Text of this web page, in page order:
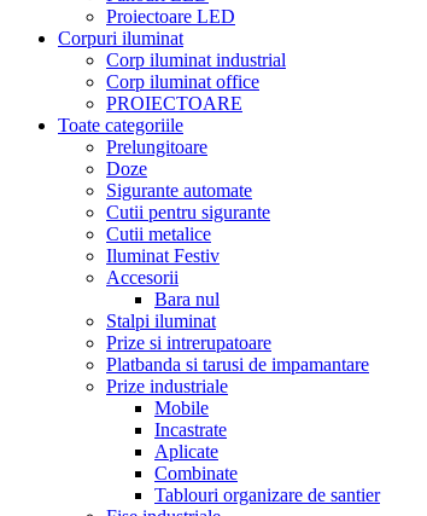
Proiectoare LED
Corpuri iluminat
Corp iluminat industrial
Corp iluminat office
PROIECTOARE
Toate categoriile
Prelungitoare
Doze
Sigurante automate
Cutii pentru sigurante
Cutii metalice
Iluminat Festiv
Accesorii
Bara nul
Stalpi iluminat
Prize si intrerupatoare
Platbanda si tarusi de impamantare
Prize industriale
Mobile
Incastrate
Aplicate
Combinate
Tablouri organizare de santier